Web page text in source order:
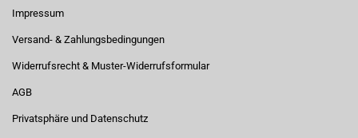
Impressum
Versand- & Zahlungsbedingungen
Widerrufsrecht & Muster-Widerrufsformular
AGB
Privatsphäre und Datenschutz